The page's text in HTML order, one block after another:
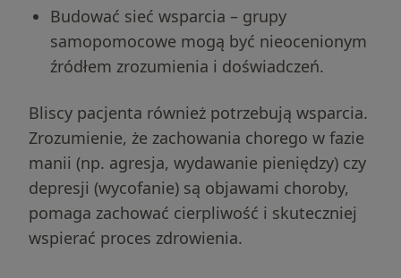
Budować sieć wsparcia – grupy
samopomocowe mogą być nieocenionym
źródłem zrozumienia i doświadczeń.
Bliscy pacjenta również potrzebują wsparcia.
Zrozumienie, że zachowania chorego w fazie
manii (np. agresja, wydawanie pieniędzy) czy
depresji (wycofanie) są objawami choroby,
pomaga zachować cierpliwość i skuteczniej
wspierać proces zdrowienia.